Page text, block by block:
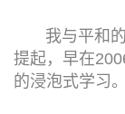
我与平和的
提起，早在
的浸泡式学习。